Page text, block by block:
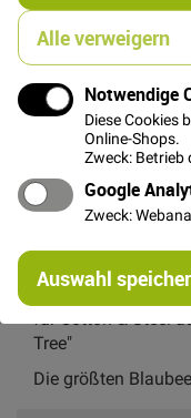
Alle verweigern
Notwendige
Diese Cookies
Online-Shops.
Zweck: Betrieb
Google
Zweck:
Auswahl
29,00 €
Details
Fester Baumwoll-
für Cotton & Steel
Tree"
Die größten